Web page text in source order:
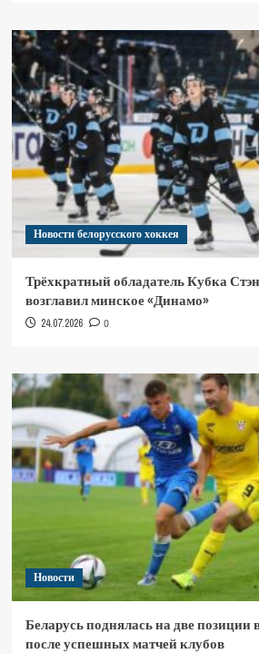
Новости белорусского хоккея
Трёхкратный обладатель Кубка
возглавил минское «Динамо»
24.07.2026 0
Новости
Беларусь поднялась на две
после успешных матчей клубов